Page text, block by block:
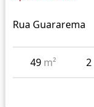
Rua Guararema
49 m² 2